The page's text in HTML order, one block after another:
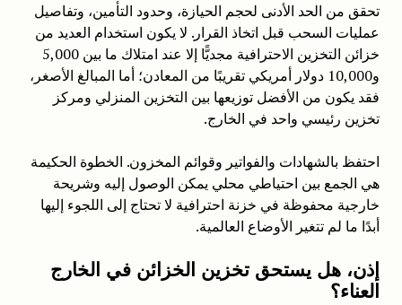
تحقق من الحد الأدنى لحجم الحيازة، وحدود التأمين، وتفاصيل
عمليات السحب قبل اتخاذ القرار. لا يكون استخدام العديد من
خزائن التخزين الاحترافية مجديًّا إلا عند امتلاك ما بين 5,000
و10,000 دولار أمريكي تقريبًا من المعادن؛ أما المبالغ الأصغر،
فقد يكون من الأفضل توزيعها بين التخزين المنزلي ومركز
تخزين رئيسي واحد في الخارج.
احتفظ بالشهادات والفواتير وقوائم المخزون. الخطوة الحكيمة
هي الجمع بين احتياطي محلي يمكن الوصول إليه وشريحة
خارجية محفوظة في خزنة احترافية لا تحتاج إلى اللجوء إليها
أبدًا ما لم تتغير الأوضاع العالمية.
إذن، هل يستحق تخزين الخزائن في الخارج
العناء؟